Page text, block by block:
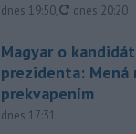
dnes 19:50, aktualizované
dnes 20:20
Magyar o
prezidenta: Mená
prekvapením
dnes 17:31